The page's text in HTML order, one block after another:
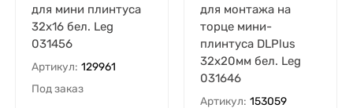
для мини плинтуса
32х16 бел. Leg
031456
Артикул: 129961
Под заказ
для монтажа на
торце мини-
плинтуса DLPlus
32х20мм бел. Leg
031646
Артикул: 153059